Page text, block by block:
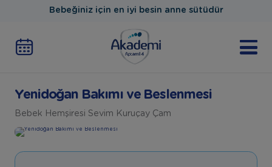
Bebeğiniz için en iyi besin anne sütüdür
Yenidoğan Bakımı ve Beslenmesi
Bebek Hemşiresi Sevim Kuruçay Çam